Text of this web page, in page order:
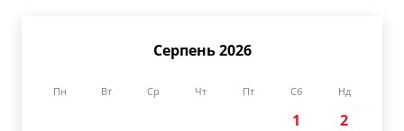
Серпень 2026
Пн Вт Ср Чт Пт Сб Нд
1
2